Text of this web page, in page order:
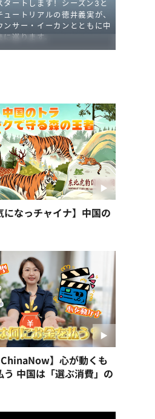
になっチャイナ】中国の
ChinaNow】心が動くも
う 中国は「選ぶ消費」の